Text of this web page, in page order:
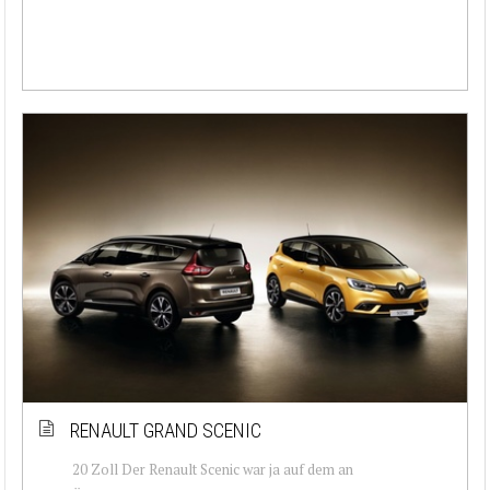
RENAULT GRAND SCENIC
20 Zoll Der Renault Scenic war ja auf dem an